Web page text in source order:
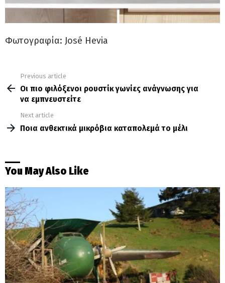
Φωτογραφία: José Hevia
more
Previous article
Οι πιο φιλόξενοι ρουστίκ γωνίες ανάγνωσης για
να εμπνευστείτε
Next article
Ποια ανθεκτικά μικρόβια καταπολεμά το μέλι
You May Also Like